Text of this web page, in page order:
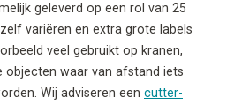
geleverd op een rol van 25
variëren en extra grote labels
veel gebruikt op kranen,
objecten waar van afstand iets
Wij adviseren een cutter-